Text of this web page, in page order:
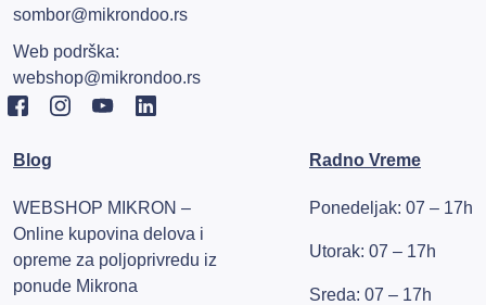
sombor@mikrondoo.rs
Web podrška:
webshop@mikrondoo.rs
Blog
WEBSHOP MIKRON –
Online kupovina delova i
opreme za poljoprivredu iz
ponude Mikrona
Radno Vreme
Ponedeljak: 07 – 17h
Utorak: 07 – 17h
Sreda: 07 – 17h